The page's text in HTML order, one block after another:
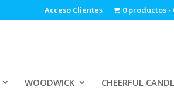
Acceso Clientes 0 productos
WOODWICK
CHEERFUL